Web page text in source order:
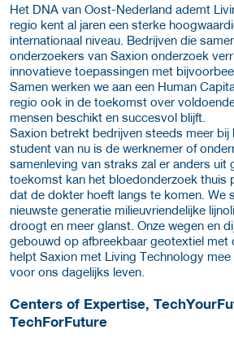
Het DNA van Oost-Nederland ademt
regio kent al jaren een sterke
internationaal niveau. Bedrijven die
onderzoekers van Saxion onderzoek
innovatieve toepassingen met
Samen werken we aan een Human
regio ook in de toekomst over
mensen beschikt en succesvol blijft.
Saxion betrekt bedrijven steeds meer bij
student van nu is de werknemer of
samenleving van straks zal er anders uit
toekomst kan het bloedonderzoek thuis
dat de dokter hoeft langs te komen. We
nieuwste generatie milieuvriendelijke
droogt en meer glanst. Onze wegen en
gebouwd op afbreekbaar geotextiel met
helpt Saxion met Living Technology
voor ons dagelijks leven.
Centers of Expertise,
TechForFuture